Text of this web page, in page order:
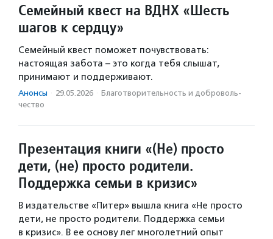
Семейный квест на ВДНХ «Шесть
шагов к сердцу»
Семейный квест поможет почувствовать:
настоящая забота – это когда тебя слышат,
принимают и поддерживают.
Анонсы · 29.05.2026 · Благотвори­тель­ность и доброволь­
чест­во
Презентация книги «(Не) просто
дети, (не) просто родители.
Поддержка семьи в кризис»
В издательстве «Питер» вышла книга «Не просто
дети, не просто родители. Поддержка семьи
в кризис». В ее основу лег многолетний опыт